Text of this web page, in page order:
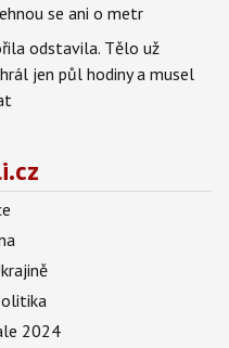
se ani o metr
odstavila. Tělo už
jen půl hodiny a musel
2024